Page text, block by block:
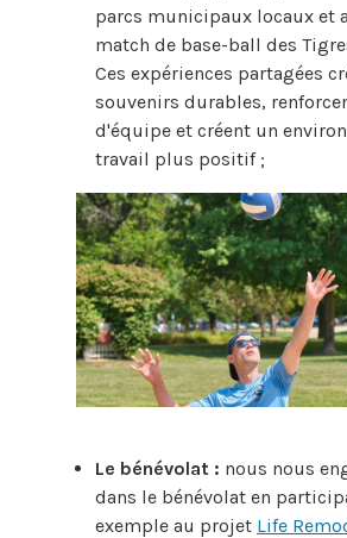
parcs municipaux locaux et
match de base-ball des
Ces expériences partagées
souvenirs durables,
d'équipe et créent un
travail plus positif ;
Le bénévolat : nous nous
dans le bénévolat en
exemple au projet Life